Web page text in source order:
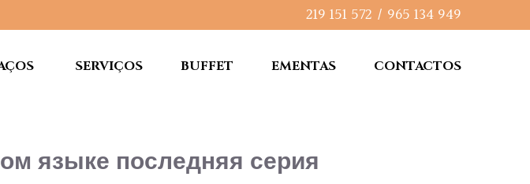
219 151 572 / 965 134 949
SERVIÇOS BUFFET EMENTAS CONTACTOS
языке последняя серия